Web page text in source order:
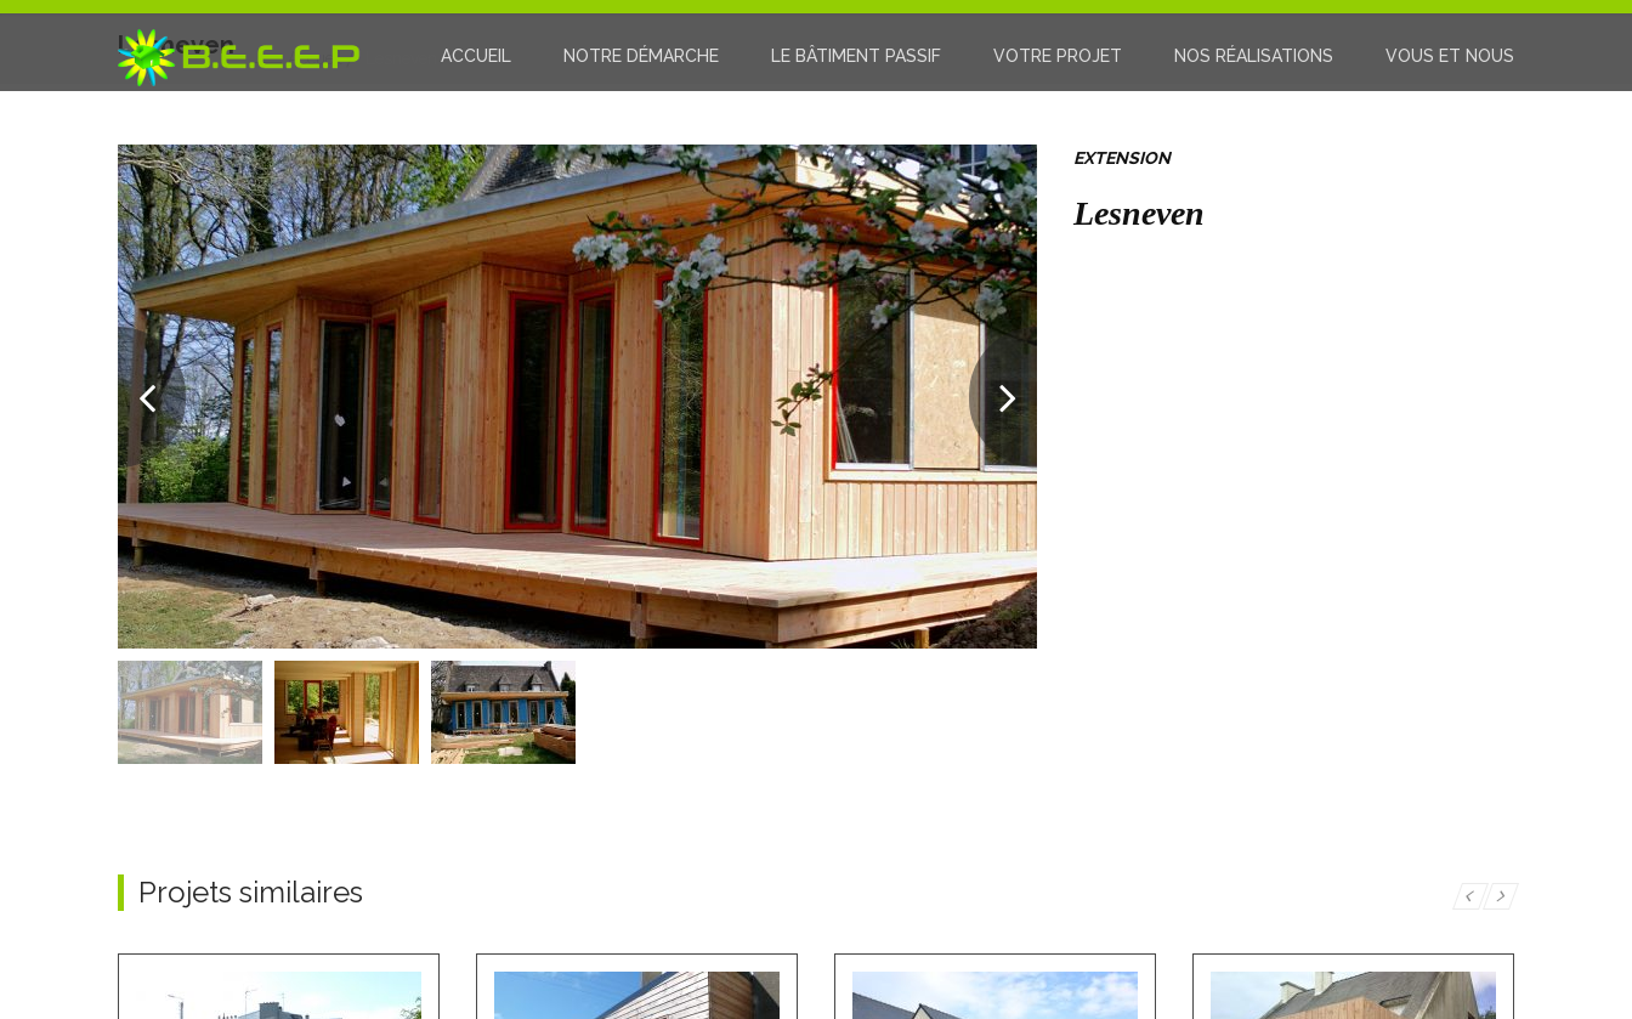
ACCUEIL NOTRE DÉMARCHE LE BÂTIMENT PASSIF VOTRE PROJET NOS RÉALISATIONS VOUS ET NOUS
Lesneven Accueil
EXTENSION
Lesneven
Projets similaires